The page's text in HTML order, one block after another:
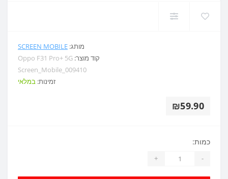
מותג: SCREEN MOBILE
קוד מוצר: Oppo F31 Pro+ 5G
Screen_Mobile_009410
זמינות: במלאי
₪59.90
כמות:
-
+